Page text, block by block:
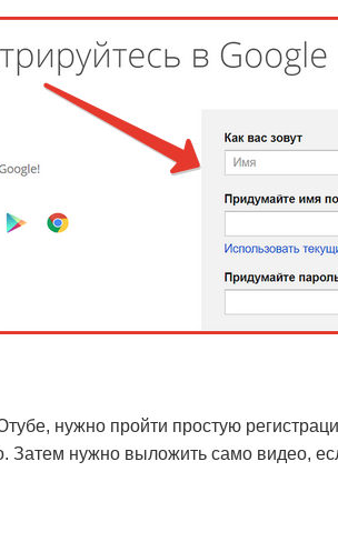
нужно пройти простую
Затем нужно выложить само видео,